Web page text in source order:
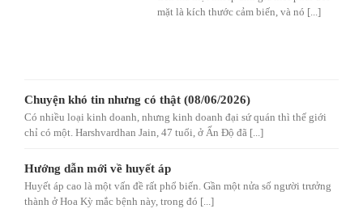
mặt là kích thước cảm biến, và nó [...]
Chuyện khó tin nhưng có thật (08/06/2026)
Có nhiều loại kinh doanh, nhưng kinh doanh đại sứ quán thì thế giới
chỉ có một. Harshvardhan Jain, 47 tuổi, ở Ấn Độ đã [...]
Hướng dẫn mới về huyết áp
Huyết áp cao là một vấn đề rất phổ biến. Gần một nửa số người trưởng
thành ở Hoa Kỳ mắc bệnh này, trong đó [...]